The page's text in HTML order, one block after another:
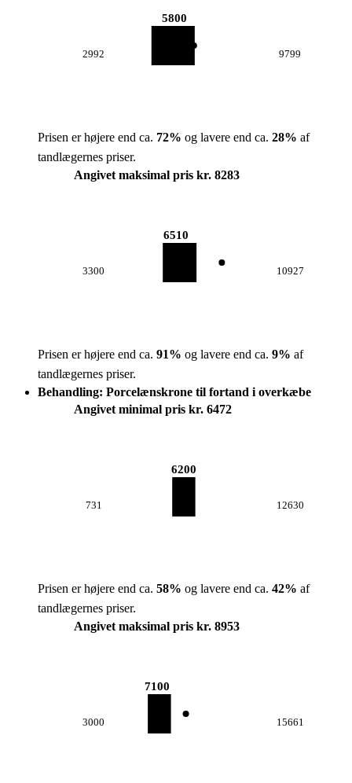
2992
5800
9799
Prisen er højere end ca. 72% og lavere end ca. 28% af
tandlægernes priser.
Angivet maksimal pris kr. 8283
3300
6510
10927
Prisen er højere end ca. 91% og lavere end ca. 9% af
tandlægernes priser.
Behandling: Porcelænskrone til fortand i overkæbe
Angivet minimal pris kr. 6472
731
6200
12630
Prisen er højere end ca. 58% og lavere end ca. 42% af
tandlægernes priser.
Angivet maksimal pris kr. 8953
3000
7100
15661